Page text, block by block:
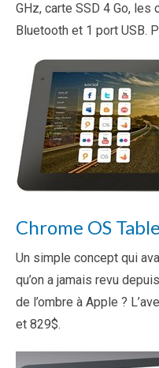
GHz, carte SSD 4 Go,
Bluetooth et 1 port USB.
Chrome OS
Un simple concept qui
qu’on a jamais revu
de l’ombre à Apple ?
et 829$.